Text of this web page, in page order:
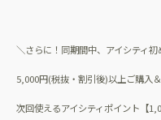
＼さらに！同期間中、アイシティ
5,000円(税抜・割引後)以上ご購入
次回使えるアイシティポイント【